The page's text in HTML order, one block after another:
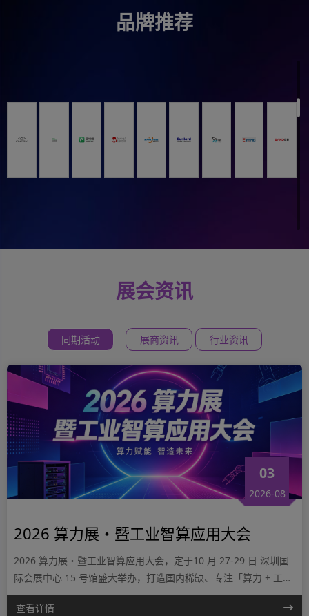
品牌推荐
展会资讯
同期活动 展商资讯 行业资讯
03
2026-08
2026 算力展・暨工业智算应用大会
2026 算力展・暨工业智算应用大会，定于10 月 27-29 日 深圳国
际会展中心 15 号馆盛大举办，打造国内稀缺、专注「算力 + 工业
场景」精准对接的专业产业平台。
查看详情